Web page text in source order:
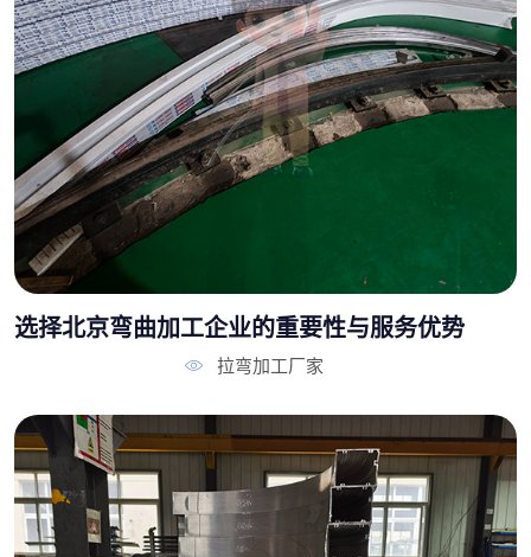
选择北京弯曲加工企业的重要性与服务优势
拉弯加工厂家